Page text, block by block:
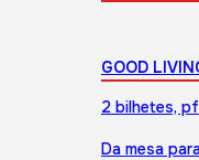
GOOD
2 bilhetes, pf
Da mesa